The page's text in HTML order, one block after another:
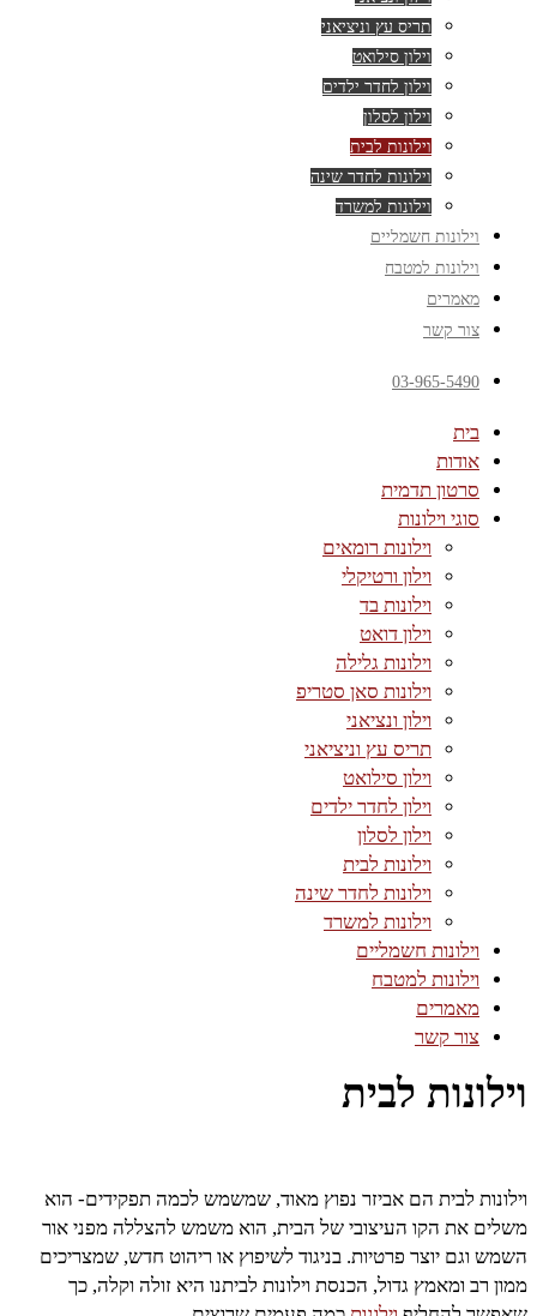
תריס עץ וניציאני
וילון סילואט
וילון לחדר ילדים
וילון לסלון
וילונות לבית
וילונות לחדר שינה
וילונות למשרד
וילונות חשמליים
וילונות למטבח
מאמרים
צור קשר
03-965-5490
בית
אודות
סרטון תדמית
סוגי וילונות
וילונות רומאים
וילון ורטיקלי
וילונות בד
וילון דואט
וילונות גלילה
וילונות סאן סטריפ
וילון ונציאני
תריס עץ וניציאני
וילון סילואט
וילון לחדר ילדים
וילון לסלון
וילונות לבית
וילונות לחדר שינה
וילונות למשרד
וילונות חשמליים
וילונות למטבח
מאמרים
צור קשר
וילונות לבית
וילונות לבית הם אביזר נפוץ מאוד, שמשמש לכמה תפקידים- הוא
משלים את הקו העיצובי של הבית, הוא משמש להצללה מפני אור
השמש וגם יוצר פרטיות. בניגוד לשיפוץ או ריהוט חדש, שמצריכים
ממון רב ומאמץ גדול, הכנסת וילונות לביתנו היא זולה וקלה, כך